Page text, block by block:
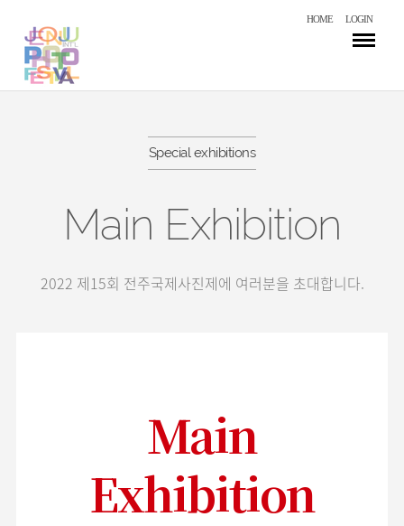
HOME LOGIN
Special exhibitions
Main Exhibition
2022 제15회 전주국제사진제에 여러분을 초대합니다.
Main
Exhibition